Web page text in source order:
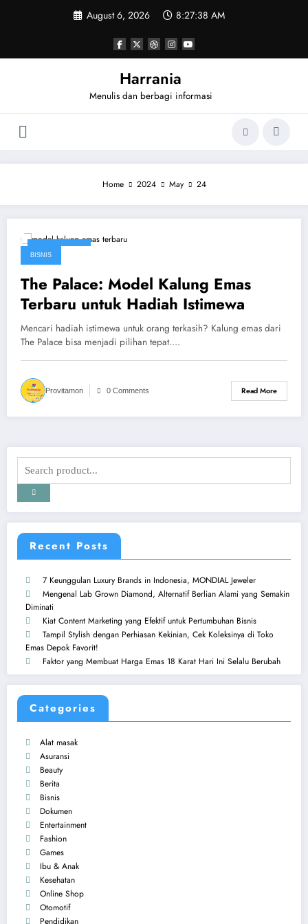
August 6, 2026 8:27:38 AM
Harrania
Menulis dan berbagi informasi
Home 2024 May 24
BISNIS
The Palace: Model Kalung Emas
Terbaru untuk Hadiah Istimewa
Mencari hadiah istimewa untuk orang terkasih? Kalung emas dari
The Palace bisa menjadi pilihan tepat.…
Provitamon 0 Comments Read More
Recent Posts
7 Keunggulan Luxury Brands in Indonesia, MONDIAL Jeweler
Mengenal Lab Grown Diamond, Alternatif Berlian Alami yang Semakin
Diminati
Kiat Content Marketing yang Efektif untuk Pertumbuhan Bisnis
Tampil Stylish dengan Perhiasan Kekinian, Cek Koleksinya di Toko
Emas Depok Favorit!
Faktor yang Membuat Harga Emas 18 Karat Hari Ini Selalu Berubah
Categories
Alat masak
Asuransi
Beauty
Berita
Bisnis
Dokumen
Entertainment
Fashion
Games
Ibu & Anak
Kesehatan
Online Shop
Otomotif
Pendidikan